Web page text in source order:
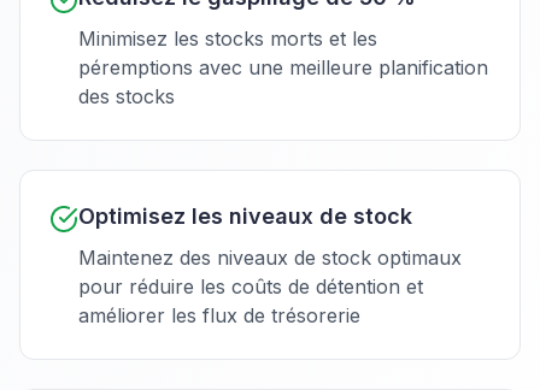
Minimisez les stocks morts et les
péremptions avec une meilleure planification
des stocks
Optimisez les niveaux de stock
Maintenez des niveaux de stock optimaux
pour réduire les coûts de détention et
améliorer les flux de trésorerie